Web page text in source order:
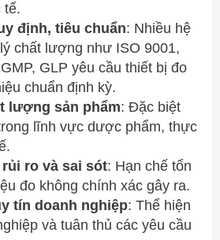
tế.
định, tiêu chuẩn: Nhiều hệ
chất lượng như ISO 9001,
GLP yêu cầu thiết bị đo
chuẩn định kỳ.
lượng sản phẩm: Đặc biệt
lĩnh vực dược phẩm, thực
ro và sai sót: Hạn chế tổn
đo không chính xác gây ra.
tín doanh nghiệp: Thể hiện
và tuân thủ các yêu cầu